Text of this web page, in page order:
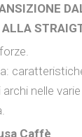
nelle
Caffè